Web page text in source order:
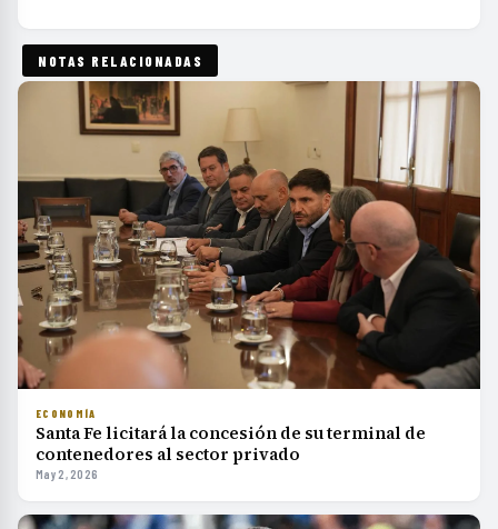
NOTAS RELACIONADAS
ECONOMÍA
Santa Fe licitará la concesión de su terminal de
contenedores al sector privado
May 2, 2026